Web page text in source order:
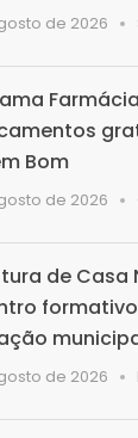
de 2026
Bom
de 2026
de Casa
de 2026